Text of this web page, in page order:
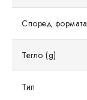
Според формата
Тегло (g)
Тип